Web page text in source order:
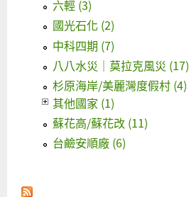
六輕 (3)
國光石化 (2)
中科四期 (7)
八八水災｜莫拉克風災 (17)
杉原海岸/美麗灣度假村 (4)
其他國家 (1)
蘇花高/蘇花改 (11)
台鹼安順廠 (6)